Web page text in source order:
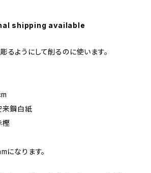
shipping available
るようにして削るのに使います。
来鋼白紙
樫
なります。